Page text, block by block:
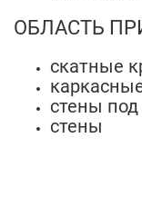
ОБЛАСТЬ
скатные
стены
стены